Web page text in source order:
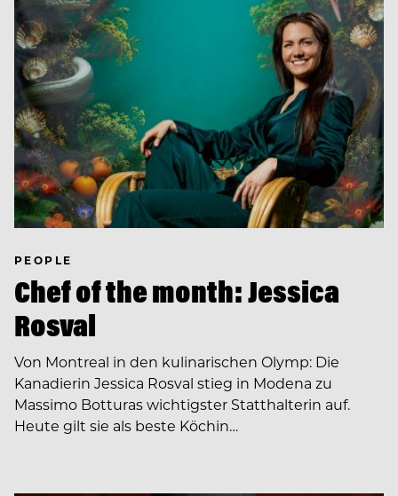
PEOPLE
Chef of the month: Jessica
Rosval
Von Montreal in den kulinarischen Olymp: Die
Kanadierin Jessica Rosval stieg in Modena zu
Massimo Botturas wichtigster Statthalterin auf.
Heute gilt sie als beste Köchin…